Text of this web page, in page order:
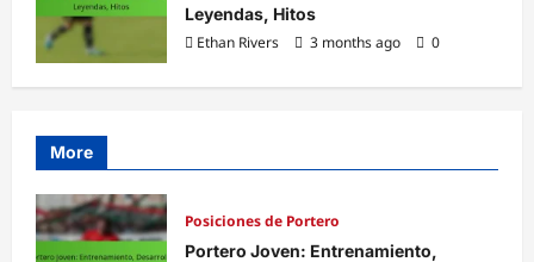
Leyendas, Hitos
Ethan Rivers
3 months ago 0
More
Posiciones de Portero
Portero Joven: Entrenamiento,